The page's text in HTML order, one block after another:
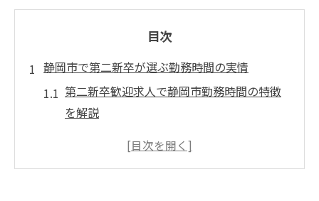
目次
静岡市で第二新卒が選ぶ勤務時間の実情
第二新卒歓迎求人で静岡市勤務時間の特徴
を解説
第二新卒なら静岡市で残業少なめ企業が選